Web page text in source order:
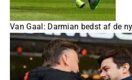
Van Gaal: Darmian bedst af de